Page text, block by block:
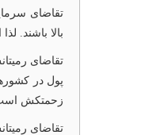
تقاضای
بالا باشند.
تقاضای
پول در
زحمتکش است
تقاضای